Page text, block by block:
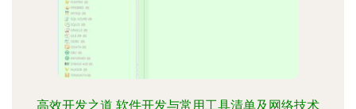
高效开发之道 软件开发与常用工具清单及网络技术